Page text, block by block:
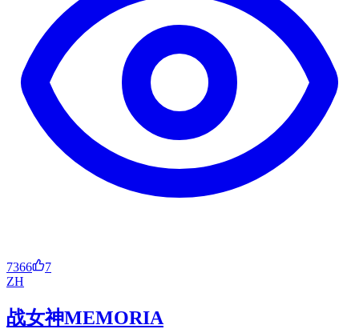
7366
7
ZH
战女神MEMORIA